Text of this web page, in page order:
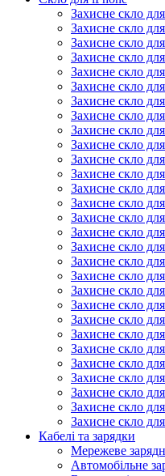
Захисне скло
Захисне скло
Захисне скло
Захисне скло
Захисне скло
Захисне скло
Захисне скло
Захисне скло
Захисне скло
Захисне скло
Захисне скло
Захисне скло
Захисне скло
Захисне скло
Захисне скло
Захисне скло
Захисне скло
Захисне скло
Захисне скло
Захисне скло
Захисне скло
Захисне скло
Захисне скло
Захисне скло
Захисне скло
Захисне скло
Захисне скло
Захисне скло
Захисне скло
Кабелі та зарядки
Мережеве
Автомобільне